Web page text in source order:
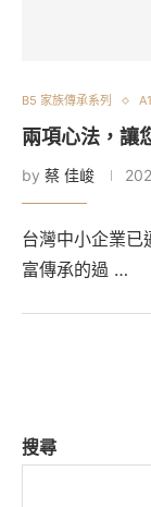
B5 家族傳承系列
兩項心法，讓
by 蔡 佳峻
台灣中小企業已
富傳承的過 …
搜尋